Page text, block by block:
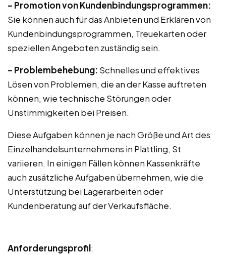
– Promotion von Kundenbindungsprogrammen:
Sie können auch für das Anbieten und Erklären von
Kundenbindungsprogrammen, Treuekarten oder
speziellen Angeboten zuständig sein.
– Problembehebung: Schnelles und effektives
Lösen von Problemen, die an der Kasse auftreten
können, wie technische Störungen oder
Unstimmigkeiten bei Preisen.
Diese Aufgaben können je nach Größe und Art des
Einzelhandelsunternehmens in Plattling, St
variieren. In einigen Fällen können Kassenkräfte
auch zusätzliche Aufgaben übernehmen, wie die
Unterstützung bei Lagerarbeiten oder
Kundenberatung auf der Verkaufsfläche.
Anforderungsprofil: